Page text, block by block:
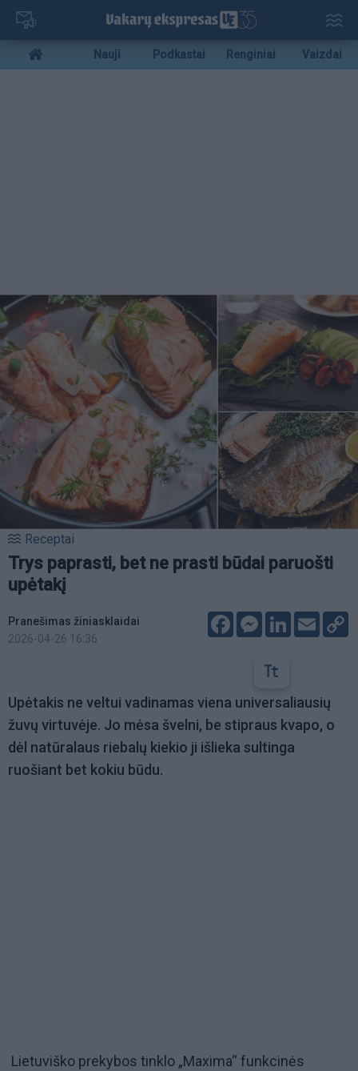
Pereiti
pagrindinį
turinį
Mobile
menu
Nauji Podkastai Renginiai Vaizdai
Receptai
Trys paprasti, bet ne prasti būdai paruošti
upėtakį
Pranešimas žiniasklaidai
2026-04-26 16:36
FacebookMessenger
LinkedIn
Email
Upėtakis ne veltui vadinamas viena universaliausių
žuvų virtuvėje. Jo mėsa švelni, be stipraus kvapo, o
dėl natūralaus riebalų kiekio ji išlieka sultinga
ruošiant bet kokiu būdu.
Lietuviško prekybos tinklo „Maxima“ funkcinės